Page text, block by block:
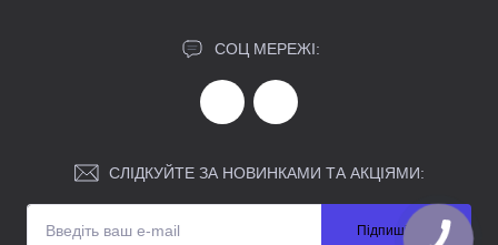
СОЦ МЕРЕЖІ:
СЛІДКУЙТЕ ЗА НОВИНКАМИ ТА АКЦІЯМИ:
Підпишіться